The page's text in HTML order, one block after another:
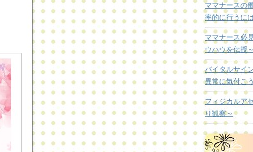
ママナースの
率的に行うに
ママナース必
ウハウを伝授
バイタルサイ
異常に気付こ
フィジカルア
り観察～